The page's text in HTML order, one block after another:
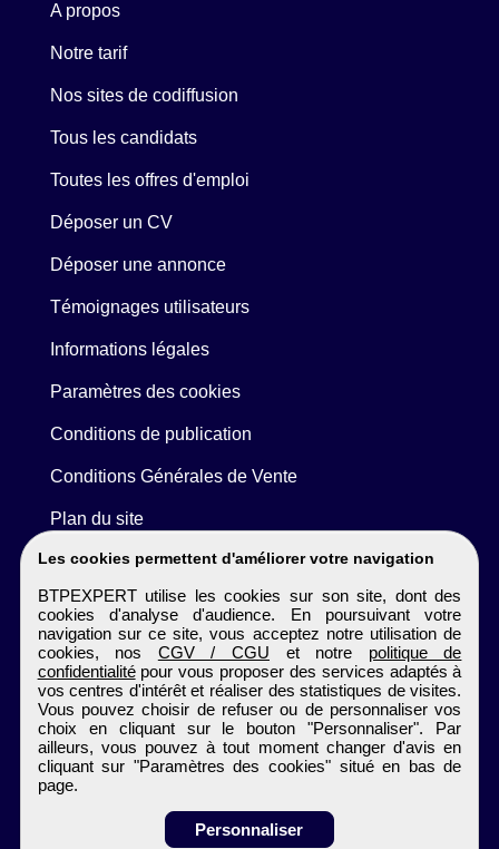
Les cookies permettent d'améliorer votre navigation
BTPEXPERT utilise les cookies sur son site, dont des
cookies d'analyse d'audience. En poursuivant votre
navigation sur ce site, vous acceptez notre utilisation de
cookies, nos CGV / CGU et notre politique de
confidentialitépour vous proposer des services adaptés à
vos centres d'intérêt et réaliser des statistiques de visites.
Vous pouvez choisir de refuser ou de personnaliser vos
choix en cliquant sur le bouton "Personnaliser". Par
ailleurs, vous pouvez à tout moment changer d'avis en
cliquant sur "Paramètres des cookies" situé en bas de
page.
Personnaliser
A propos
Notre tarif
Nos sites de codiffusion
Tous les candidats
Toutes les offres d'emploi
Déposer un CV
Déposer une annonce
Témoignages utilisateurs
Informations légales
Paramètres des cookies
Conditions de publication
Conditions Générales de Vente
Plan du site